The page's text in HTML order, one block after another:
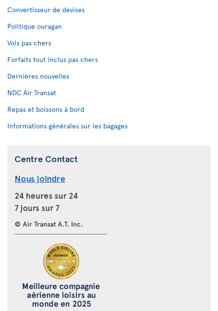
Convertisseur de devises
Politique ouragan
Vols pas chers
Forfaits tout inclus pas chers
Dernières nouvelles
NDC Air Transat
Repas et boissons à bord
Informations générales sur les bagages
Centre Contact
Nous joindre
24 heures sur 24
7 jours sur 7
© Air Transat A.T. Inc.